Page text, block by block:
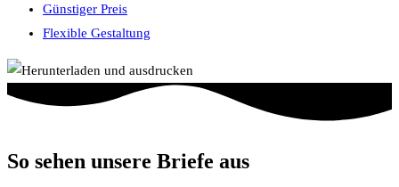
Günstiger Preis
Flexible Gestaltung
So sehen unsere Briefe aus